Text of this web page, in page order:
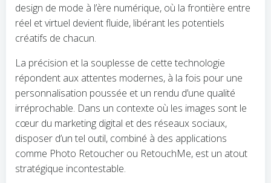
design de mode à l’ère numérique, où la frontière entre
réel et virtuel devient fluide, libérant les potentiels
créatifs de chacun.
La précision et la souplesse de cette technologie
répondent aux attentes modernes, à la fois pour une
personnalisation poussée et un rendu d’une qualité
irréprochable. Dans un contexte où les images sont le
cœur du marketing digital et des réseaux sociaux,
disposer d’un tel outil, combiné à des applications
comme Photo Retoucher ou RetouchMe, est un atout
stratégique incontestable.